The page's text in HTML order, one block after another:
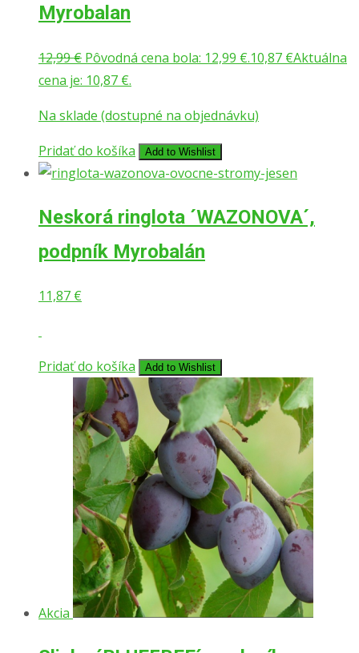
Myrobalan
12,99€ Pôvodná cena bola: 12,99 €.10,87 €Aktuálna
cena je: 10,87 €.
Na sklade (dostupné na objednávku)
Pridať do košíka
Add to Wishlist
Neskorá ringlota ´WAZONOVA´,
podpník Myrobalán
11,87 €
Pridať do košíka Add to Wishlist
Akcia